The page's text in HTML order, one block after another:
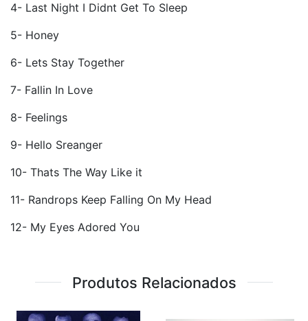
4- Last Night I Didnt Get To Sleep
5- Honey
6- Lets Stay Together
7- Fallin In Love
8- Feelings
9- Hello Sreanger
10- Thats The Way Like it
11- Randrops Keep Falling On My Head
12- My Eyes Adored You
Produtos Relacionados